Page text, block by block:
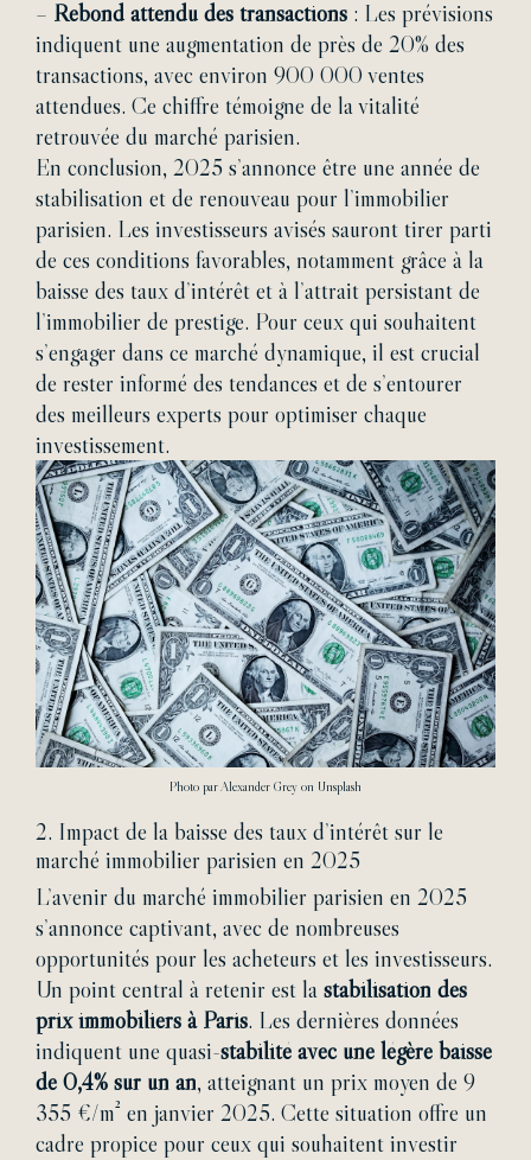
– Rebond attendu des transactions : Les prévisions
indiquent une augmentation de près de 20% des
transactions, avec environ 900 000 ventes
attendues. Ce chiffre témoigne de la vitalité
retrouvée du marché parisien.
En conclusion, 2025 s’annonce être une année de
stabilisation et de renouveau pour l’immobilier
parisien. Les investisseurs avisés sauront tirer parti
de ces conditions favorables, notamment grâce à la
baisse des taux d’intérêt et à l’attrait persistant de
l’immobilier de prestige. Pour ceux qui souhaitent
s’engager dans ce marché dynamique, il est crucial
de rester informé des tendances et de s’entourer
des meilleurs experts pour optimiser chaque
investissement.
Photo parAlexander Grey on Unsplash
2. Impact de la baisse des taux d’intérêt sur le
marché immobilier parisien en 2025
L’avenir du marché immobilier parisien en 2025
s’annonce captivant, avec de nombreuses
opportunités pour les acheteurs et les investisseurs.
Un point central à retenir est la stabilisation des
prix immobiliers à Paris. Les dernières données
indiquent une quasi-stabilité avec une légère baisse
de 0,4% sur un an, atteignant un prix moyen de 9
355 €/m² en janvier 2025. Cette situation offre un
cadre propice pour ceux qui souhaitent investir